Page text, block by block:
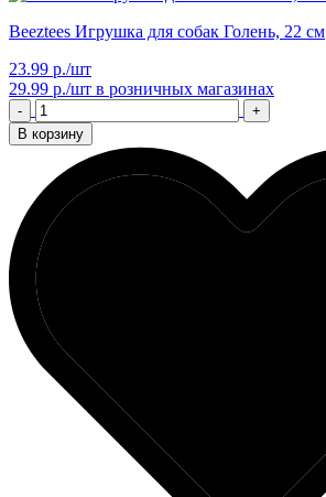
Beeztees Игрушка для собак Голень, 22 см
23.99 р./шт
29.99 р./шт в розничных магазинах
-
+
В корзину